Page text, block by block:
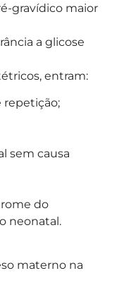
gravídico maior
a glicose
entram:
repetição;
sem causa
do
neonatal.
materno na